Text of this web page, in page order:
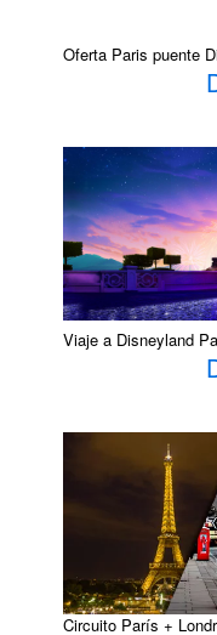
Oferta Paris puente
Viaje a Disneyland
Circuito París +